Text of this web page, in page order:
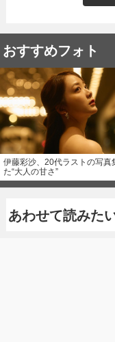
おすすめフォト
伊藤彩沙、20代ラストの写真
た“大人の甘さ”
あわせて読みた